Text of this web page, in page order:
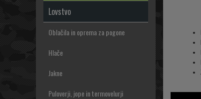
Lovstvo
Oblačila in oprema za pogone
Hlače
Jakne
Puloverji, jope in termovelurji